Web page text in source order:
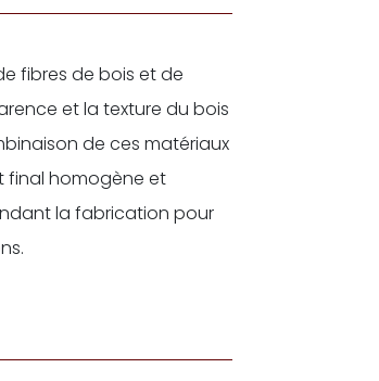
fibres de bois et de
et la texture du bois
de ces matériaux
final homogène et
la fabrication pour